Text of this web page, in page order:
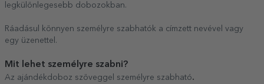
legkülönlegesebb dobozokban.
Ráadásul könnyen személyre szabhatók a címzett nevével vagy
egy üzenettel.
Mit lehet személyre szabni?
Az ajándékdoboz szöveggel személyre szabható.